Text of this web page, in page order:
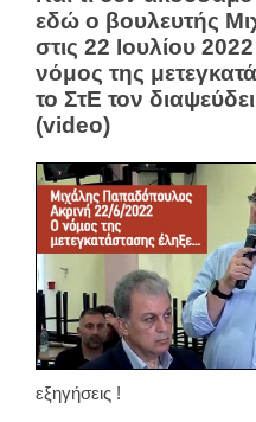
εδώ ο βουλευτής
στις 22 Ιουλίου
νόμος της
το ΣτΕ τον
(video)
εξηγήσεις !